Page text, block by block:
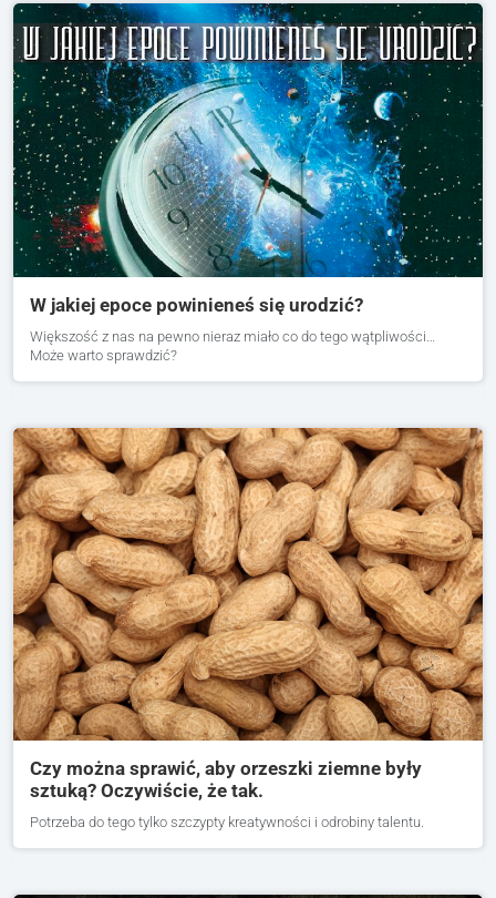
W jakiej epoce powinieneś się urodzić?
Większość z nas na pewno nieraz miało co do tego wątpliwości…
Może warto sprawdzić?
Czy można sprawić, aby orzeszki ziemne były
sztuką? Oczywiście, że tak.
Potrzeba do tego tylko szczypty kreatywności i odrobiny talentu.